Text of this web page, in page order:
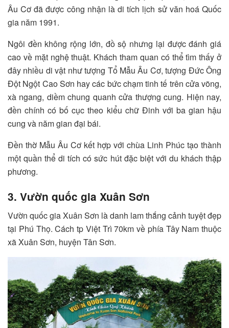
Âu Cơ đã được công nhận là di tích lịch sử văn hoá Quốc
gia năm 1991.
Ngôi đền không rộng lớn, đồ sộ nhưng lại được đánh giá
cao về mặt nghệ thuật. Khách tham quan có thể tìm thấy ở
đây nhiều di vật như tượng Tổ Mẫu Âu Cơ, tượng Đức Ông
Đột Ngột Cao Sơn hay các bức chạm tinh tế trên cửa võng,
xà ngang, diềm chung quanh cửa thượng cung. Hiện nay,
đền chính có bố cục theo kiểu chữ Đinh với ba gian hậu
cung và năm gian đại bái.
Đền thờ Mẫu Âu Cơ kết hợp với chùa Linh Phúc tạo thành
một quần thể di tích có sức hút đặc biệt với du khách thập
phương.
3. Vườn quốc gia Xuân Sơn
Vườn quốc gia Xuân Sơn là danh lam thắng cảnh tuyệt đẹp
tại Phú Thọ. Cách tp Việt Trì 70km về phía Tây Nam thuộc
xã Xuân Sơn, huyện Tân Sơn.